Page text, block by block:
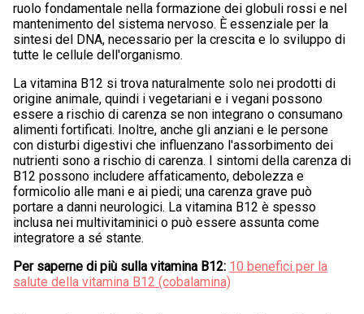
ruolo fondamentale nella formazione dei globuli rossi e nel
mantenimento del sistema nervoso. È essenziale per la
sintesi del DNA, necessario per la crescita e lo sviluppo di
tutte le cellule dell'organismo.
La vitamina B12 si trova naturalmente solo nei prodotti di
origine animale, quindi i vegetariani e i vegani possono
essere a rischio di carenza se non integrano o consumano
alimenti fortificati. Inoltre, anche gli anziani e le persone
con disturbi digestivi che influenzano l'assorbimento dei
nutrienti sono a rischio di carenza. I sintomi della carenza di
B12 possono includere affaticamento, debolezza e
formicolio alle mani e ai piedi; una carenza grave può
portare a danni neurologici. La vitamina B12 è spesso
inclusa nei multivitaminici o può essere assunta come
integratore a sé stante.
Per saperne di più sulla vitamina B12: 10 benefici per la
salute della vitamina B12 (cobalamina)